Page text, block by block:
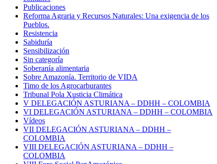
Publicaciones
Reforma Agraria y Recursos Naturales: Una exigencia de los
Pueblos.
Resistencia
Sabiduría
Sensibilización
Sin categoría
Soberanía alimentaria
Sobre Amazonía. Territorio de VIDA
Timo de los Agrocarburantes
Tribunal Pola Xusticia Climática
V DELEGACIÓN ASTURIANA – DDHH – COLOMBIA
VI DELEGACIÓN ASTURIANA – DDHH – COLOMBIA
Vídeos
VII DELEGACIÓN ASTURIANA – DDHH –
COLOMBIA
VIII DELEGACIÓN ASTURIANA – DDHH –
COLOMBIA